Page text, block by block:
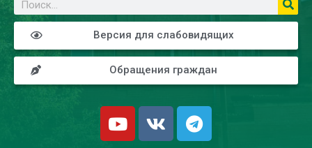
Версия для слабовидящих
Обращения граждан